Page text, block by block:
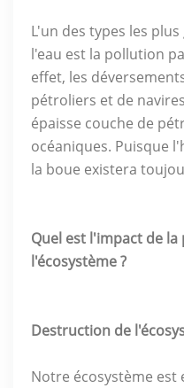
L'un des types les
l'eau est la pollution
effet, les
pétroliers et de
épaisse couche de
océaniques. Puisque
la boue existera
Quel est l'impact de
l'écosystème ?
Destruction de
Notre écosystème est